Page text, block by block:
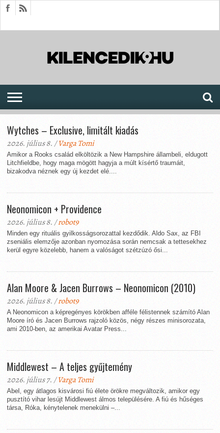
Wytches – Exclusive, limitált kiadás
2026. július 8. /Varga Tomi
Amikor a Rooks család elköltözik a New Hampshire állambeli, eldugott
Litchfieldbe, hogy maga mögött hagyja a múlt kísértő traumáit,
bizakodva néznek egy új kezdet elé....
Neonomicon + Providence
2026. július 8. /robot9
Minden egy rituális gyilkosságsorozattal kezdődik. Aldo Sax, az FBI
zseniális elemzője azonban nyomozása során nemcsak a tettesekhez
kerül egyre közelebb, hanem a valóságot szétzúzó ősi...
Alan Moore & Jacen Burrows – Neonomicon (2010)
2026. július 8. /robot9
A Neonomicon a képregényes körökben afféle félistennek számító Alan
Moore író és Jacen Burrows rajzoló közös, négy részes minisorozata,
ami 2010-ben, az amerikai Avatar Press...
Middlewest – A teljes gyűjtemény
2026. július 7. /Varga Tomi
Abel, egy átlagos kisvárosi fiú élete örökre megváltozik, amikor egy
pusztító vihar lesújt Middlewest álmos településére. A fiú és hűséges
társa, Róka, kénytelenek menekülni –...